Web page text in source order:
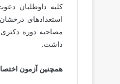
استعدادهای
داشت.
همچنین آزمون